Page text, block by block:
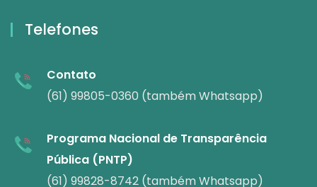
Telefones
Contato
(61) 99805-0360 (também Whatsapp)
Programa Nacional de Transparência
Pública (PNTP)
(61) 99828-8742 (também Whatsapp)